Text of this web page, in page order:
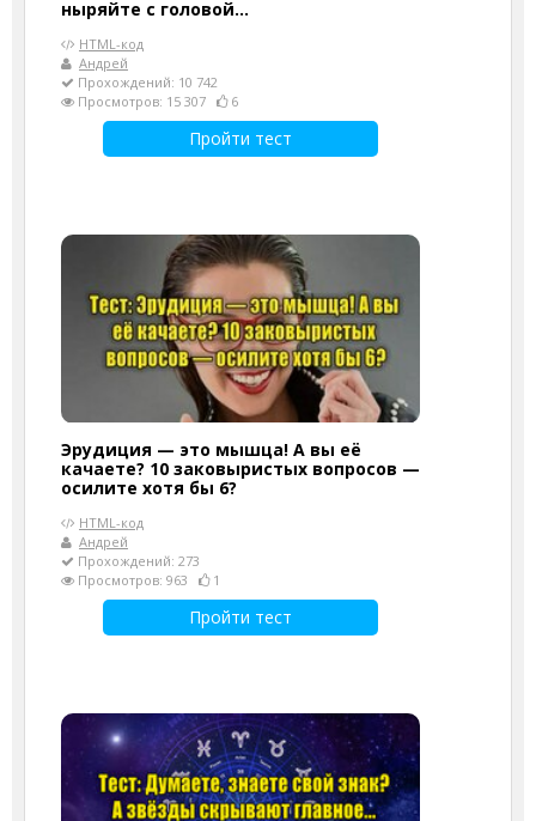
ныряйте с головой...
HTML-код
Андрей
Прохождений: 10 742
Просмотров: 15 307
6
Пройти тест
Эрудиция — это мышца! А вы её
качаете? 10 заковыристых вопросов —
осилите хотя бы 6?
HTML-код
Андрей
Прохождений: 273
Просмотров: 963
1
Пройти тест